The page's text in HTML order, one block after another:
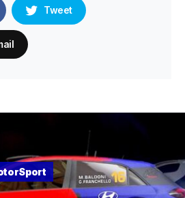
Tweet